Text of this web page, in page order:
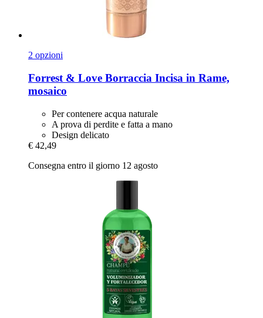
2 opzioni
Forrest & Love Borraccia Incisa in Rame,
mosaico
Per contenere acqua naturale
A prova di perdite e fatta a mano
Design delicato
€ 42,49
Consegna entro il giorno 12 agosto